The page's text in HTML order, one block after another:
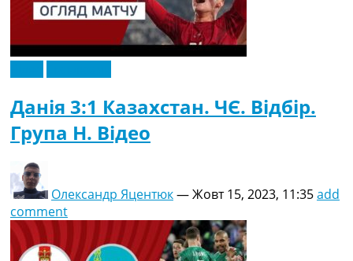
Данія 3:1 Казахстан. ЧЄ. Відбір.
Група H. Відео
Олександр Яцентюк—Жовт 15, 2023, 11:35add
comment